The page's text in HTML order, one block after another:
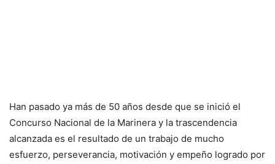
Han pasado ya más de 50 años desde que se inició el
Concurso Nacional de la Marinera y la trascendencia
alcanzada es el resultado de un trabajo de mucho
esfuerzo, perseverancia, motivación y empeño logrado por